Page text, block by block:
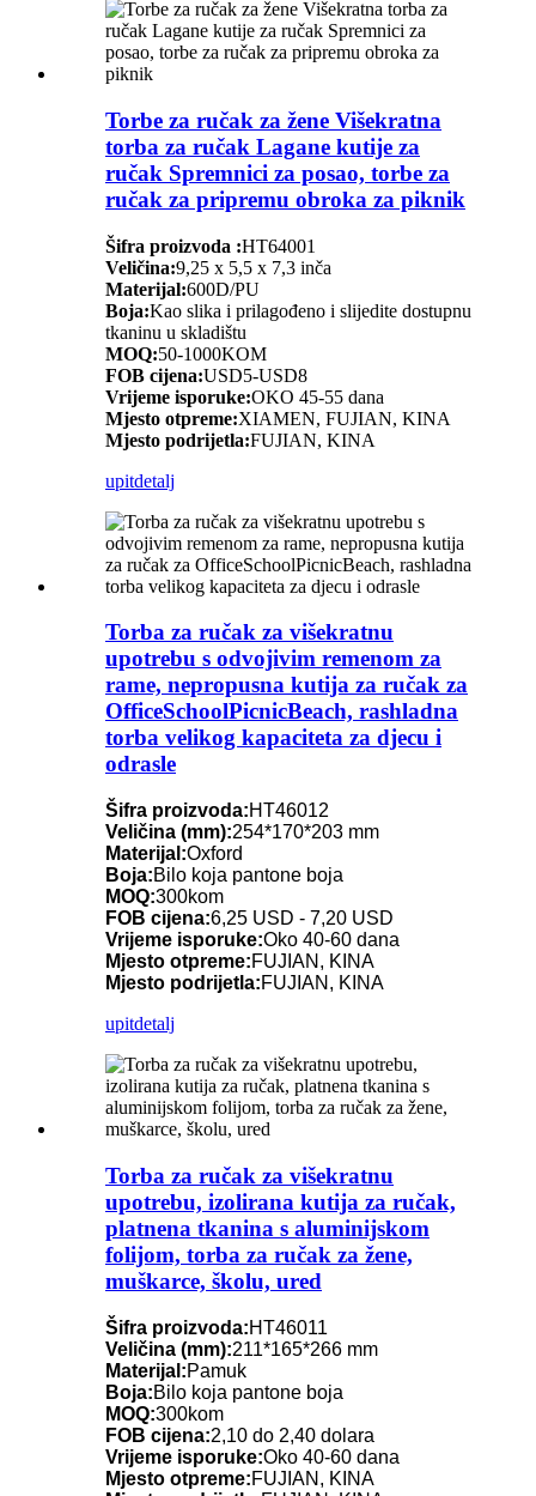
Torbe za ručak za žene Višekratna
torba za ručak Lagane kutije za
ručak Spremnici za posao, torbe za
ručak za pripremu obroka za piknik
Šifra proizvoda :HT64001
Veličina:9,25 x 5,5 x 7,3 inča
Materijal:600D/PU
Boja:Kao slika i prilagođeno i slijedite dostupnu
tkaninu u skladištu
MOQ:50-1000KOM
FOB cijena:USD5-USD8
Vrijeme isporuke:OKO 45-55 dana
Mjesto otpreme:XIAMEN, FUJIAN, KINA
Mjesto podrijetla:FUJIAN, KINA
upitdetalj
Torba za ručak za višekratnu
upotrebu s odvojivim remenom za
rame, nepropusna kutija za ručak za
OfficeSchoolPicnicBeach, rashladna
torba velikog kapaciteta za djecu i
odrasle
Šifra proizvoda:HT46012
Veličina (mm):254*170*203 mm
Materijal:Oxford
Boja:Bilo koja pantone boja
MOQ:300kom
FOB cijena:6,25 USD - 7,20 USD
Vrijeme isporuke:Oko 40-60 dana
Mjesto otpreme:FUJIAN, KINA
Mjesto podrijetla:FUJIAN, KINA
upitdetalj
Torba za ručak za višekratnu
upotrebu, izolirana kutija za ručak,
platnena tkanina s aluminijskom
folijom, torba za ručak za žene,
muškarce, školu, ured
Šifra proizvoda:HT46011
Veličina (mm):211*165*266 mm
Materijal:Pamuk
Boja:Bilo koja pantone boja
MOQ:300kom
FOB cijena:2,10 do 2,40 dolara
Vrijeme isporuke:Oko 40-60 dana
Mjesto otpreme:FUJIAN, KINA